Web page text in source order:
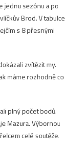
jednu sezónu a po
Brod. V tabulce
s 8 přesnými
zvítězit my.
máme rozhodně co
plný počet bodů.
Mazura. Výbornou
celé soutěže.